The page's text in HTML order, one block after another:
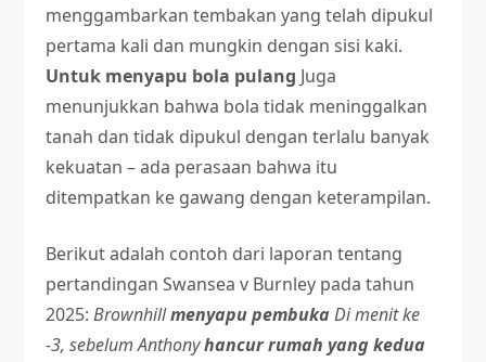
menggambarkan tembakan yang telah dipukul
pertama kali dan mungkin dengan sisi kaki.
Untuk menyapu bola pulang Juga
menunjukkan bahwa bola tidak meninggalkan
tanah dan tidak dipukul dengan terlalu banyak
kekuatan – ada perasaan bahwa itu
ditempatkan ke gawang dengan keterampilan.
Berikut adalah contoh dari laporan tentang
pertandingan Swansea v Burnley pada tahun
2025:Brownhillmenyapu pembuka Di menit ke
-3, sebelum Anthonyhancur rumah yang kedua